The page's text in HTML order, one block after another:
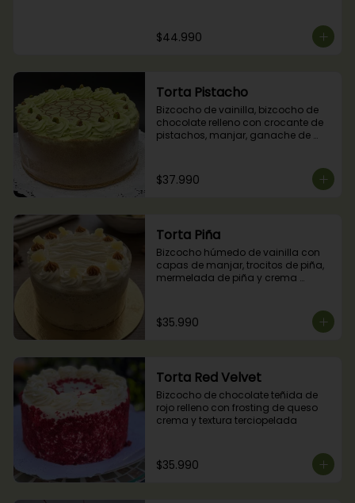
$44.990
Torta Pistacho
Bizcocho de vainilla, bizcocho de
chocolate relleno con crocante de
pistachos, manjar, ganache de
$37.990
Torta Piña
Bizcocho húmedo de vainilla con
capas de manjar, trocitos de piña,
mermelada de piña y crema
$35.990
Torta Red Velvet
Bizcocho de chocolate teñida de
rojo relleno con frosting de queso
crema y textura terciopelada
$35.990